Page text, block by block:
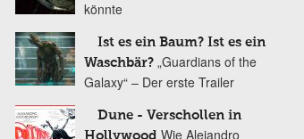
könnte
Ist es ein Baum? Ist es ein
Waschbär? „Guardians of the
Galaxy“ – Der erste Trailer
Dune - Verschollen in
Hollywood Wie Alejandro